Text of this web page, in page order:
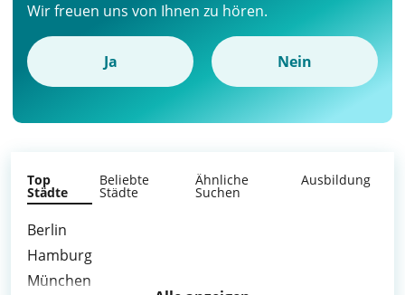
Wir freuen uns von Ihnen zu hören.
Ja Nein
Top
Städte
Beliebte
Städte
Ähnliche
Suchen
Ausbildung
Berlin
Hamburg
München